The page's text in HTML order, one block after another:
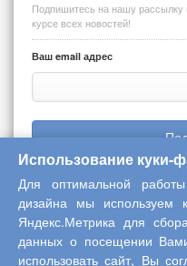
Подпишитесь на нашу рассылку
курсе всех новостей!
Ваш email адрес
Copyright © 2013-2026 Центр
плюс»
Использование куки-
Для оптимальной
дизайна мы используем
Яндекс.Метрика для
данных о посещении
использовать сайт, Вы